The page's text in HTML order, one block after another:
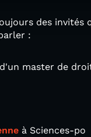
des invités
:
master de
à Sciences-po